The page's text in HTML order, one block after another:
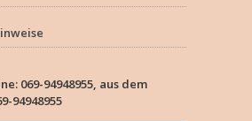
069-94948955, aus dem
94948955